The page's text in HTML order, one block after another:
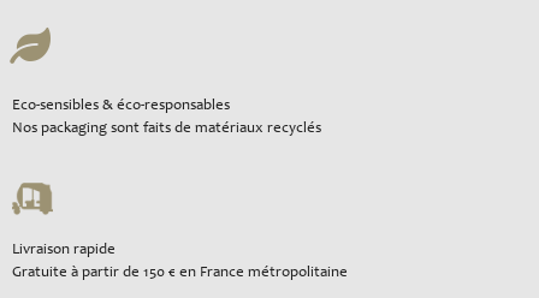
Eco-sensibles & éco-responsables
Nos packaging sont faits de matériaux recyclés
Livraison rapide
Gratuite à partir de 150 € en France métropolitaine